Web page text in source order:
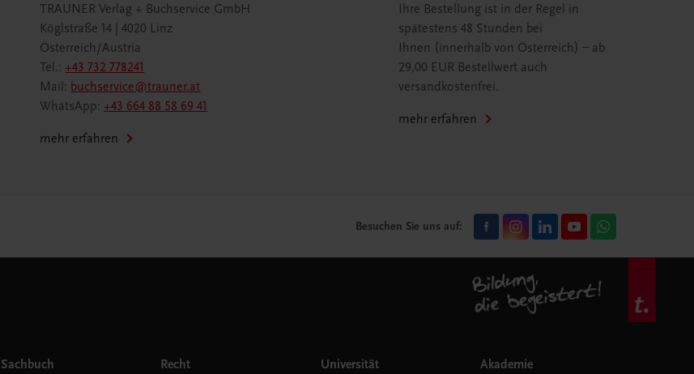
TRAUNER Verlag + Buchservice GmbH
Köglstraße 14 | 4020 Linz
Österreich/Austria
Tel.:+43 732 778241
Mail: buchservice@trauner.at
WhatsApp:+43 664 88 58 69 41
mehr erfahren
Ihre Bestellung ist in der Regel in
spätestens 48 Stunden bei
Ihnen (innerhalb von Österreich) – ab
29,00 EUR Bestellwert auch
versandkostenfrei.
mehr erfahren
Besuchen Sie uns auf:
Sachbuch Recht Universität Akademie